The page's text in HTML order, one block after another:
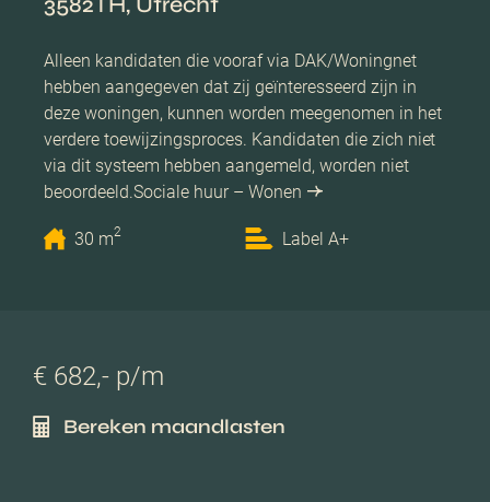
Alleen kandidaten die vooraf via DAK/Woningnet
hebben aangegeven dat zij geïnteresseerd zijn in
deze woningen, kunnen worden meegenomen in het
verdere toewijzingsproces. Kandidaten die zich niet
via dit systeem hebben aangemeld, worden niet
beoordeeld. ​ Sociale huur – Wonen
30 m2 Label A+
€ 682,- p/m
Bereken maandlasten